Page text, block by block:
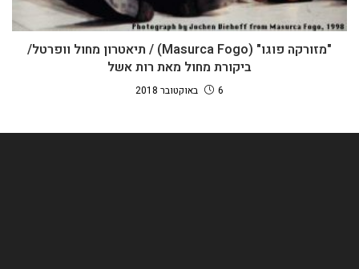
"מזורקה פוגו" (Masurca Fogo) / תיאטרון מחול וופרטל/
ביקורת מחול מאת רות אשל
6 באוקטובר 2018